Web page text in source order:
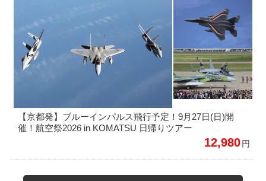
【京都発】ブルーインパルス飛行予定！9月27日(日)開
催！航空祭2026 in KOMATSU 日帰りツアー
12,980円